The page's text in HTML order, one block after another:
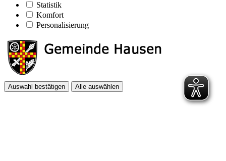
Statistik
Komfort
Personalisierung
Auswahl bestätigen Alle auswählen